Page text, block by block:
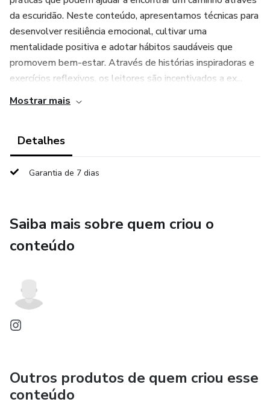
da escuridão. Neste conteúdo, apresentamos técnicas para
desenvolver resiliência emocional, cultivar uma
mentalidade positiva e adotar hábitos saudáveis que
promovem bem-estar. Através de histórias inspiradoras e
exercícios reflexivos, os leitores são incentivados a ex...
Mostrar mais
Detalhes
Garantia de 7 dias
Saiba mais sobre quem criou o
conteúdo
Outros produtos de quem criou esse
conteúdo